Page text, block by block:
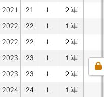
2021
21 L
２軍
2022
22 L
１軍
2022
22 L
２軍
2023
23 L
１軍
2023
23 L
２軍
2024
24 L
１軍